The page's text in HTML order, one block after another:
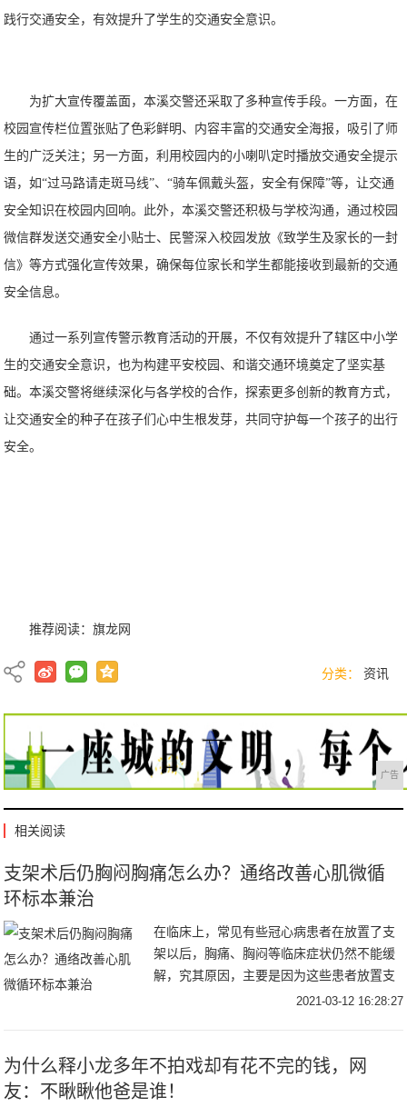
践行交通安全，有效提升了学生的交通安全意识。
为扩大宣传覆盖面，本溪交警还采取了多种宣传手段。一方面，在
校园宣传栏位置张贴了色彩鲜明、内容丰富的交通安全海报，吸引了师
生的广泛关注；另一方面，利用校园内的小喇叭定时播放交通安全提示
语，如“过马路请走斑马线”、“骑车佩戴头盔，安全有保障”等，让交通
安全知识在校园内回响。此外，本溪交警还积极与学校沟通，通过校园
微信群发送交通安全小贴士、民警深入校园发放《致学生及家长的一封
信》等方式强化宣传效果，确保每位家长和学生都能接收到最新的交通
安全信息。
通过一系列宣传警示教育活动的开展，不仅有效提升了辖区中小学
生的交通安全意识，也为构建平安校园、和谐交通环境奠定了坚实基
础。本溪交警将继续深化与各学校的合作，探索更多创新的教育方式，
让交通安全的种子在孩子们心中生根发芽，共同守护每一个孩子的出行
安全。
推荐阅读：旗龙网
分类： 资讯
广告
相关阅读
支架术后仍胸闷胸痛怎么办？通络改善心肌微循
环标本兼治
在临床上，常见有些冠心病患者在放置了支
架以后，胸痛、胸闷等临床症状仍然不能缓
解，究其原因，主要是因为这些患者放置支
架后未能解决心肌微循环障碍，心脏没有得
2021-03-12 16:28:27
为什么释小龙多年不拍戏却有花不完的钱，网
友：不瞅瞅他爸是谁！